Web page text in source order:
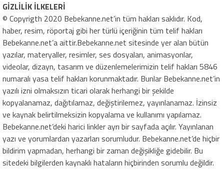
GİZLİLİK İLKELERİ
© Copyrigth 2020 Bebekanne.net’in tüm hakları saklıdır. Kod,
haber, resim, röportaj gibi her türlü içeriğinin tüm telif hakları
Bebekanne.net’a aittir.Bebekanne.net sitesinde yer alan bütün
yazılar, materyaller, resimler, ses dosyaları, animasyonlar,
videolar, dizayn, tasarım ve düzenlemelerimizin telif hakları 5846
numaralı yasa telif hakları korunmaktadır. Bunlar Bebekanne.net’in
yazılı izni olmaksızın ticari olarak herhangi bir şekilde
kopyalanamaz, dağıtılamaz, değiştirilemez, yayınlanamaz. İzinsiz
ve kaynak belirtilmeksizin kopyalama ve kullanımı yapılamaz.
Bebekanne.net’deki harici linkler ayrı bir sayfada açılır. Yayınlanan
yazı ve yorumlardan yazarları sorumludur. Bebekanne.net’de hiçbir
bildirim yapmadan, herhangi bir zaman değişikliğe gidebilir. Bu
sitedeki bilgilerden kaynaklı hataların hiçbirinden sorumlu değildir.